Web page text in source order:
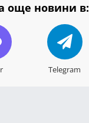
още новини в:
Telegram